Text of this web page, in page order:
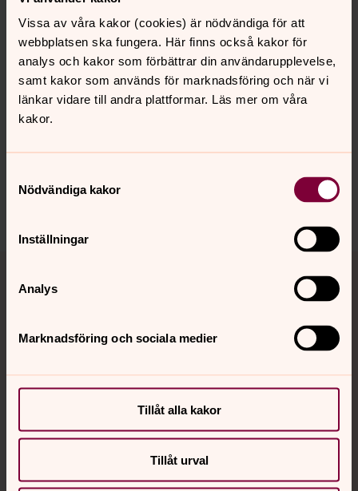
Vissa av våra kakor (cookies) är nödvändiga för att
webbplatsen ska fungera. Här finns också kakor för
analys och kakor som förbättrar din användarupplevelse,
samt kakor som används för marknadsföring och när vi
länkar vidare till andra plattformar. Läs mer om våra
kakor.
Nödvändiga kakor
Inställningar
Analys
Marknadsföring och sociala medier
Tillåt alla kakor
Tillåt urval
Synpunkter eller frågor på sidans
innehåll?
trollhattans.forsamling@svenskakyrkan.se
Kontakt